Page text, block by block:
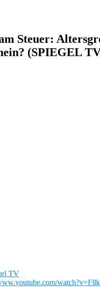
Steuer:
(SPIEGEL
TV